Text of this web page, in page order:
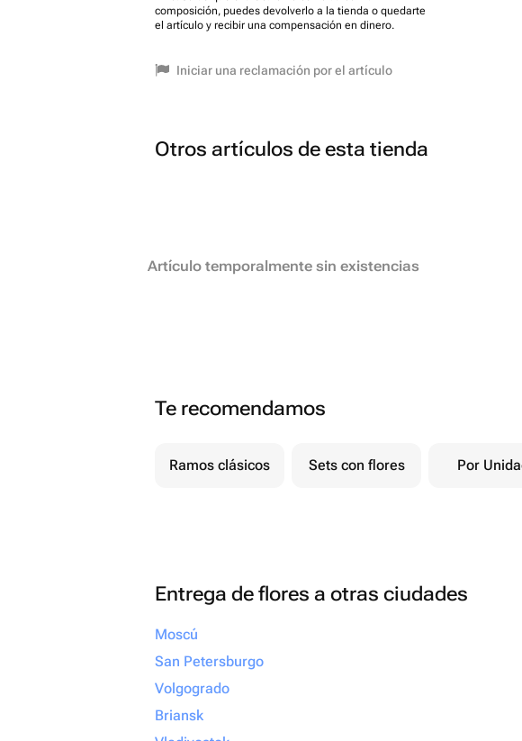
composición, puedes devolverlo a la tienda o quedarte
el artículo y recibir una compensación en dinero.
Iniciar una reclamación por el artículo
Otros artículos de esta tienda
Artículo temporalmente sin existencias
Te recomendamos
Ramos clásicos Sets con flores Por
Entrega de flores a otras ciudades
Moscú
San Petersburgo
Volgogrado
Briansk